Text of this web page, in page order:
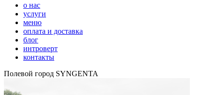
о нас
услуги
меню
оплата и доставка
блог
интроверт
контакты
Полевой город SYNGENTA